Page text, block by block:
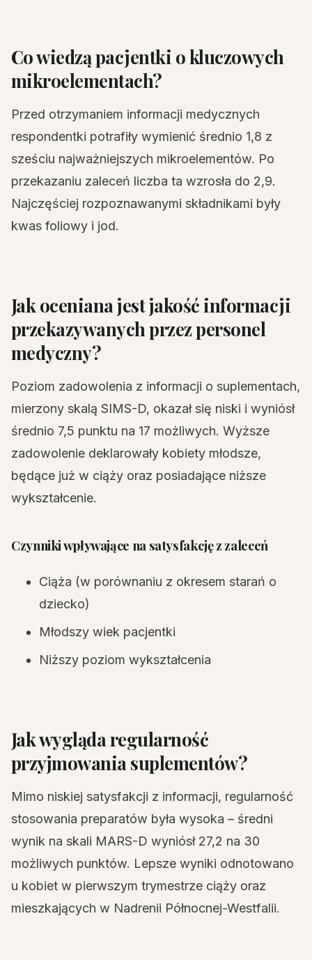
Co wiedzą pacjentki o kluczowych
mikroelementach?
Przed otrzymaniem informacji medycznych
respondentki potrafiły wymienić średnio 1,8 z
sześciu najważniejszych mikroelementów. Po
przekazaniu zaleceń liczba ta wzrosła do 2,9.
Najczęściej rozpoznawanymi składnikami były
kwas foliowy i jod.
Jak oceniana jest jakość informacji
przekazywanych przez personel
medyczny?
Poziom zadowolenia z informacji o suplementach,
mierzony skalą SIMS-D, okazał się niski i wyniósł
średnio 7,5 punktu na 17 możliwych. Wyższe
zadowolenie deklarowały kobiety młodsze,
będące już w ciąży oraz posiadające niższe
wykształcenie.
Czynniki wpływające na satysfakcję z zaleceń
Ciąża (w porównaniu z okresem starań o
dziecko)
Młodszy wiek pacjentki
Niższy poziom wykształcenia
Jak wygląda regularność
przyjmowania suplementów?
Mimo niskiej satysfakcji z informacji, regularność
stosowania preparatów była wysoka – średni
wynik na skali MARS-D wyniósł 27,2 na 30
możliwych punktów. Lepsze wyniki odnotowano
u kobiet w pierwszym trymestrze ciąży oraz
mieszkających w Nadrenii Północnej-Westfalii.